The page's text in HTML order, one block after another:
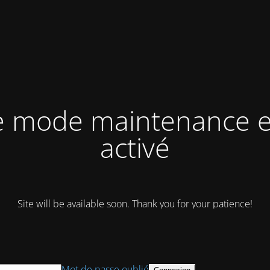
mode maintenance
activé
Site will be available soon. Thank you for your patience!